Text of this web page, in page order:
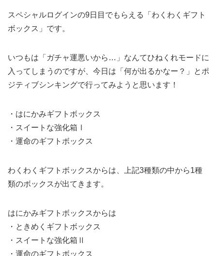
スペシャルログインの9日目でもらえる「わくわくギフト
ボックス」です。
いつもは「ガチャ運悪いから…」なんてひねくれモードに
入ってしまうのですが、今日は「何が出るかなー？」とポ
ジティブシンキングで行ってみようと思います！
・はにかみギフトボックス
・スイートな強化箱Ⅰ
・運命のギフトボックス
わくわくギフトボックスからは、上記3種類の中から1種
類のボックスが出てきます。
はにかみギフトボックスからは
・ときめくギフトボックス
・スイートな強化箱Ⅱ
・運命のギフトボックス